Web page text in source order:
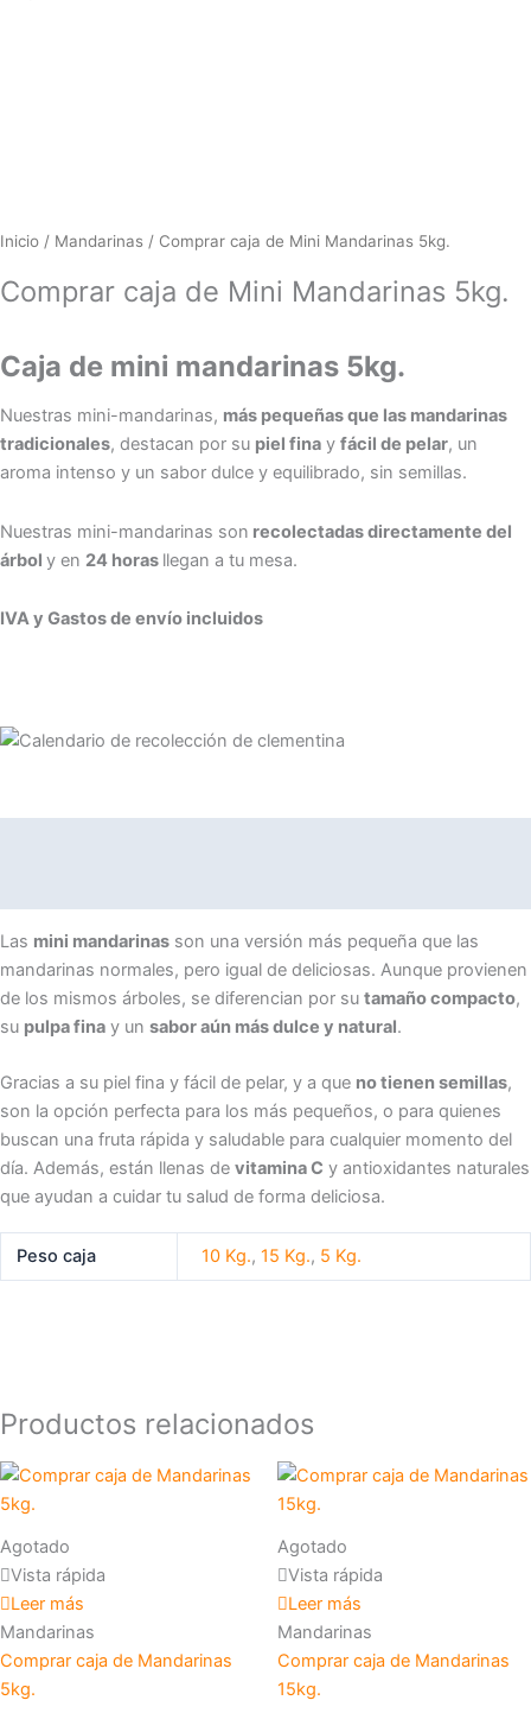
Inicio / Mandarinas / Comprar caja de Mini Mandarinas 5kg.
Comprar caja de Mini Mandarinas 5kg.
Caja de mini mandarinas 5kg.
Nuestras mini-mandarinas, más pequeñas que las mandarinas
tradicionales, destacan por su piel fina y fácil de pelar, un
aroma intenso y un sabor dulce y equilibrado, sin semillas.
Nuestras mini-mandarinas son recolectadas directamente del
árbol y en 24 horas llegan a tu mesa.
IVA y Gastos de envío incluidos
Las mini mandarinas son una versión más pequeña que las
mandarinas normales, pero igual de deliciosas. Aunque provienen
de los mismos árboles, se diferencian por su tamaño compacto,
su pulpa fina y un sabor aún más dulce y natural.
Gracias a su piel fina y fácil de pelar, y a que no tienen semillas,
son la opción perfecta para los más pequeños, o para quienes
buscan una fruta rápida y saludable para cualquier momento del
día. Además, están llenas de vitamina C y antioxidantes naturales
que ayudan a cuidar tu salud de forma deliciosa.
Peso caja 10 Kg., 15 Kg., 5 Kg.
Productos relacionados
Agotado
Vista rápida
Leer más
Mandarinas
Comprar caja de Mandarinas
5kg.
Agotado
Vista rápida
Leer más
Mandarinas
Comprar caja de Mandarinas
15kg.